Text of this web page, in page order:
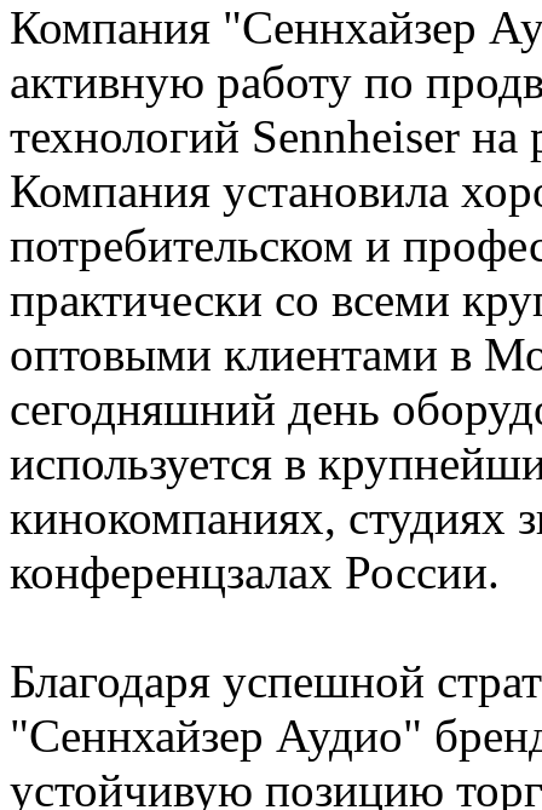
Компания "Сеннхайзер
активную работу по
технологий Sennheiser
Компания установила
потребительском и
практически со всеми
оптовыми клиентами в
сегодняшний день
используется в
кинокомпаниях, студиях
конференцзалах России.
Благодаря успешной
"Сеннхайзер Аудио"
устойчивую позицию